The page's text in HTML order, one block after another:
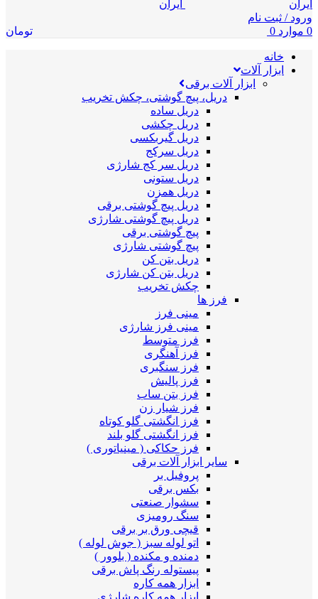
ورود / ثبت نام
0 موارد 0 تومان
خانه
ابزار آلات
ابزار آلات برقی
دریل، پیچ گوشتی، چکش تخریب
دریل ساده
دریل چکشی
دریل گیربکسی
دریل سرکج
دریل سر کج شارژی
دریل ستونی
دریل همزن
دریل پیچ گوشتی برقی
دریل پیچ گوشتی شارژی
پیچ گوشتی برقی
پیچ گوشتی شارژی
دریل بتن کن
دریل بتن کن شارژی
چکش تخریب
فرز ها
مینی فرز
مینی فرز شارژی
فرز متوسط
فرز آهنگری
فرز سنگبری
فرز پالیش
فرز بتن ساب
فرز شیار زن
فرز انگشتی گلو کوتاه
فرز انگشتی گلو بلند
فرز حکاکی ( مینیاتوری )
سایر ابزار آلات برقی
پروفیل بر
بکس برقی
سشوار صنعتی
سنگ رومیزی
قیچی ورق بر برقی
اتو لوله سبز ( جوش لوله )
دمنده و مکنده ( بلوور )
پیستوله رنگ پاش برقی
ابزار همه کاره